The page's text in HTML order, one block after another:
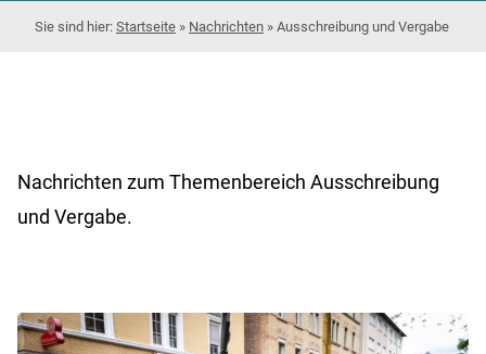
Startseite » Nachrichten » Ausschreibung und Vergabe
Nachrichten zum Themenbereich Ausschreibung
und Vergabe.